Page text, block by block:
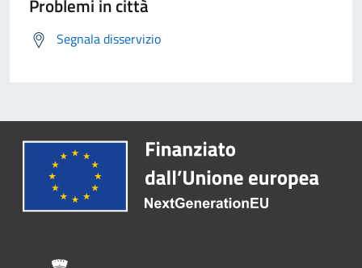
Problemi in città
Segnala disservizio